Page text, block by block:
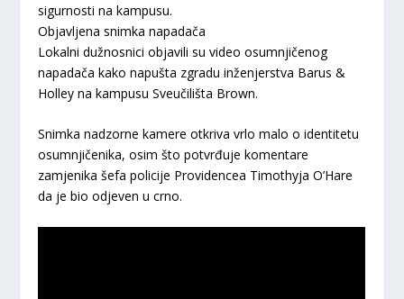
sigurnosti na kampusu.
Objavljena snimka napadača
Lokalni dužnosnici objavili su video osumnjičenog
napadača kako napušta zgradu inženjerstva Barus &
Holley na kampusu Sveučilišta Brown.
Snimka nadzorne kamere otkriva vrlo malo o identitetu
osumnjičenika, osim što potvrđuje komentare
zamjenika šefa policije Providencea Timothyja O’Hare
da je bio odjeven u crno.